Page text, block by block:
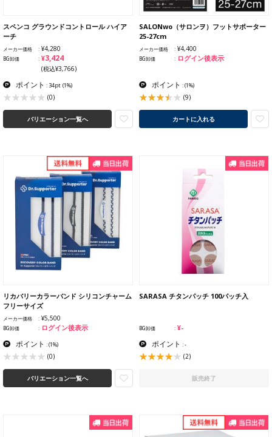
スペンコ グラウンドコントロール ハイア
ーチ
メーカー価格 ¥4,280
BG卸価 ¥3,424
(税込¥3,766)
ポイント : 34pt (1%)
(0)
バリエーション一覧へ
SALONwo（サロンヲ）フットサポーター
25-27cm
メーカー価格 ¥4,400
BG卸価 ログイン後表示
ポイント :(1%)
(9)
カートに入れる
リカバリーカラーバンド シリコンチャーム
フリーサイズ
メーカー価格 ¥5,500
BG卸価 ログイン後表示
ポイント :(1%)
(0)
バリエーション一覧へ
SARASA チタンパッチ 100パッチ入
BG卸価 ¥-
ポイント : -
(2)
販売終了